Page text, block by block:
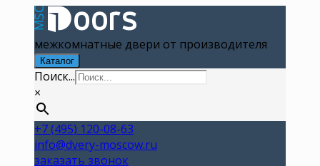
межкомнатные двери от производителя
Каталог
Поиск...
×
+7 (495) 120-08-63
info@dvery-moscow.ru
заказать звонок